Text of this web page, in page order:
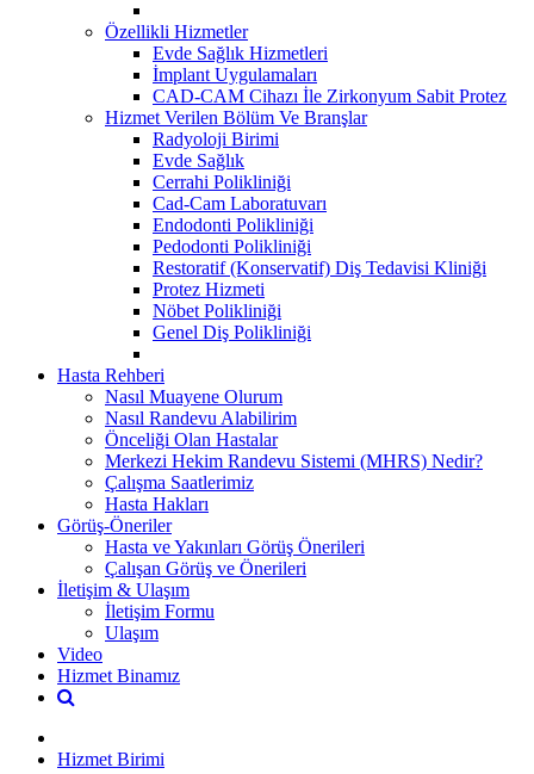
Özellikli Hizmetler
Evde Sağlık Hizmetleri
İmplant Uygulamaları
CAD-CAM Cihazı İle Zirkonyum Sabit Protez
Hizmet Verilen Bölüm Ve Branşlar
Radyoloji Birimi
Evde Sağlık
Cerrahi Polikliniği
Cad-Cam Laboratuvarı
Endodonti Polikliniği
Pedodonti Polikliniği
Restoratif (Konservatif) Diş Tedavisi Kliniği
Protez Hizmeti
Nöbet Polikliniği
Genel Diş Polikliniği
Hasta Rehberi
Nasıl Muayene Olurum
Nasıl Randevu Alabilirim
Önceliği Olan Hastalar
Merkezi Hekim Randevu Sistemi (MHRS) Nedir?
Çalışma Saatlerimiz
Hasta Hakları
Görüş-Öneriler
Hasta ve Yakınları Görüş Önerileri
Çalışan Görüş ve Önerileri
İletişim & Ulaşım
İletişim Formu
Ulaşım
Video
Hizmet Binamız
Hizmet Birimi